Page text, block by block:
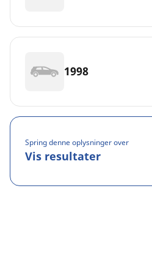
1998
Spring denne oplysninger over
Vis resultater